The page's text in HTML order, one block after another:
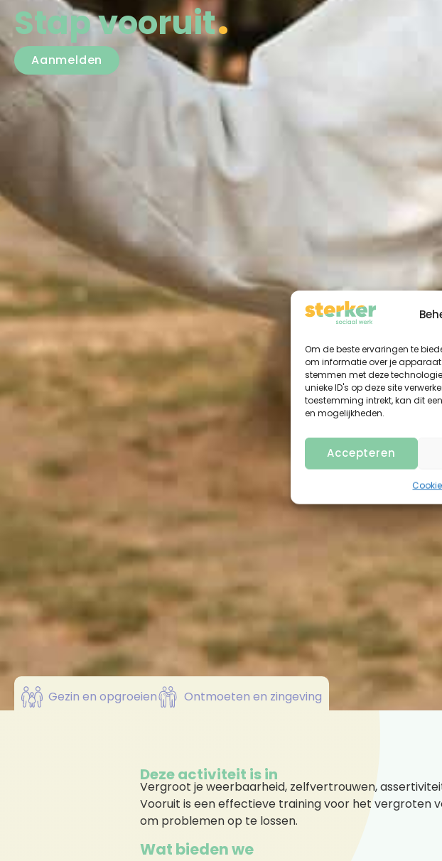
Om de beste ervaringen te
om informatie over je
stemmen met deze
unieke ID's op deze site
toestemming intrekt, kan dit
en mogelijkheden.
Accepteren
Stap vooruit
Aanmelden
Gezin en opgroeien Ontmoeten en zingeving
Deze activiteit is in
Vergroot je weerbaarheid, zelfvertrouwen,
Vooruit is een effectieve training voor het vergroten
om problemen op te lossen.
Wat bieden we